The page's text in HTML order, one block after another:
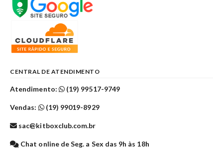
CENTRAL DE ATENDIMENTO
Atendimento: (19) 99517-9749
Vendas: (19) 99019-8929
sac@kitboxclub.com.br
Chat online de Seg. a Sex das 9h às 18h